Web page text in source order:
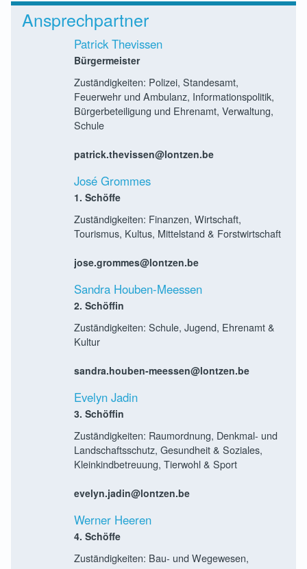
Ansprechpartner
Patrick Thevissen
Bürgermeister
Zuständigkeiten: Polizei, Standesamt,
Feuerwehr und Ambulanz, Informationspolitik,
Bürgerbeteiligung und Ehrenamt, Verwaltung,
Schule
patrick.thevissen@lontzen.be
José Grommes
1. Schöffe
Zuständigkeiten: Finanzen, Wirtschaft,
Tourismus, Kultus, Mittelstand & Forstwirtschaft
jose.grommes@lontzen.be
Sandra Houben-Meessen
2. Schöffin
Zuständigkeiten: Schule, Jugend, Ehrenamt &
Kultur
sandra.houben-meessen@lontzen.be
Evelyn Jadin
3. Schöffin
Zuständigkeiten: Raumordnung, Denkmal- und
Landschaftsschutz, Gesundheit & Soziales,
Kleinkindbetreuung, Tierwohl & Sport
evelyn.jadin@lontzen.be
Werner Heeren
4. Schöffe
Zuständigkeiten: Bau- und Wegewesen,